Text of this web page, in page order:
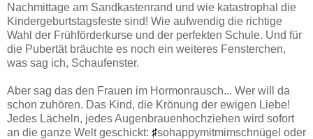
Nachmittage am Sandkastenrand und wie katastrophal die
Kindergeburtstagsfeste sind! Wie aufwendig die richtige
Wahl der Frühförderkurse und der perfekten Schule. Und für
die Pubertät bräuchte es noch ein weiteres Fensterchen,
was sag ich, Schaufenster.
Aber sag das den Frauen im Hormonrausch... Wer will da
schon zuhören. Das Kind, die Krönung der ewigen Liebe!
Jedes Lächeln, jedes Augenbrauenhochziehen wird sofort
an die ganze Welt geschickt: ♯sohappymitmimschnügel oder